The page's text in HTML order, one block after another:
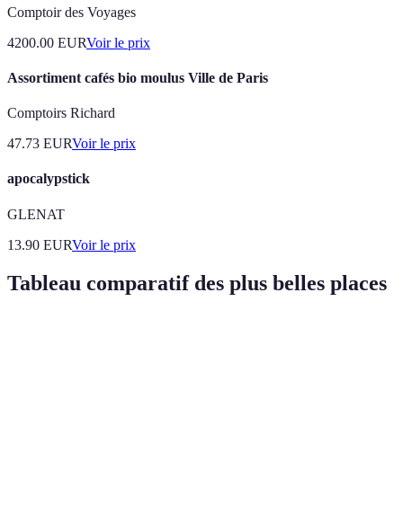
Comptoir des Voyages
4200.00 EURVoir le prix
Assortiment cafés bio moulus Ville de Paris
Comptoirs Richard
47.73 EURVoir le prix
apocalypstick
GLENAT
13.90 EURVoir le prix
Tableau comparatif des plus belles places